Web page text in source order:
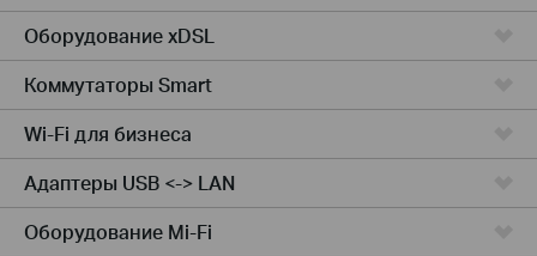
Оборудование xDSL
Коммутаторы Smart
Wi-Fi для бизнеса
Адаптеры USB <-> LAN
Оборудование Mi-Fi